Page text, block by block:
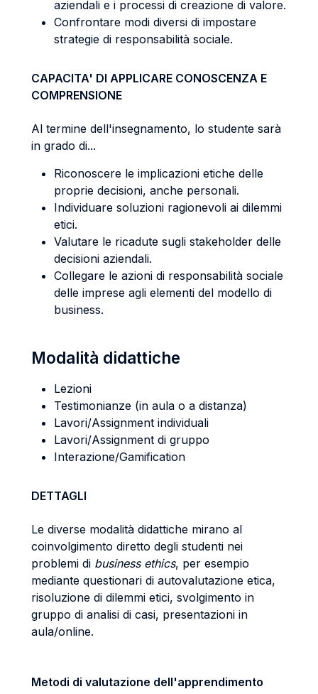
aziendali e i processi di creazione di valore.
Confrontare modi diversi di impostare
strategie di responsabilità sociale.
CAPACITA' DI APPLICARE CONOSCENZA E
COMPRENSIONE
Al termine dell'insegnamento, lo studente sarà
in grado di...
Riconoscere le implicazioni etiche delle
proprie decisioni, anche personali.
Individuare soluzioni ragionevoli ai dilemmi
etici.
Valutare le ricadute sugli stakeholder delle
decisioni aziendali.
Collegare le azioni di responsabilità sociale
delle imprese agli elementi del modello di
business.
Modalità didattiche
Lezioni
Testimonianze (in aula o a distanza)
Lavori/Assignment individuali
Lavori/Assignment di gruppo
Interazione/Gamification
DETTAGLI
Le diverse modalità didattiche mirano al
coinvolgimento diretto degli studenti nei
problemi di business ethics, per esempio
mediante questionari di autovalutazione etica,
risoluzione di dilemmi etici, svolgimento in
gruppo di analisi di casi, presentazioni in
aula/online.
Metodi di valutazione dell'apprendimento